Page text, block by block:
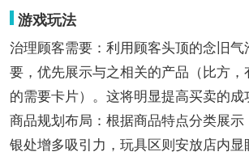
游戏玩法
治理顾客需要：利用顾客头顶的念旧气
要，优先展示与之相关的产品（比方，
的需要卡片）。这将明显提高买卖的成
商品规划布局：根据商品特点分类展示
银处增多吸引力，玩具区则安放店内显